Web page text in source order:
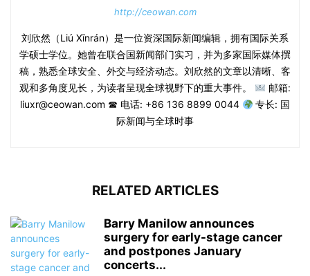
http://ceowan.com
刘欣然（Liú Xīnrán）是一位资深国际新闻编辑，拥有国际关系
学硕士学位。她曾在联合国新闻部门实习，并为多家国际媒体撰
稿，熟悉全球安全、外交与经济动态。刘欣然的文章以清晰、客
观和多角度见长，为读者呈现全球视野下的重大事件。
邮箱:
liuxr@ceowan.com ☎ 电话: +86 136 8899 0044
专长: 国
际新闻与全球时事
RELATED ARTICLES
Barry Manilow announces
surgery for early-stage cancer
and postpones January
concerts...